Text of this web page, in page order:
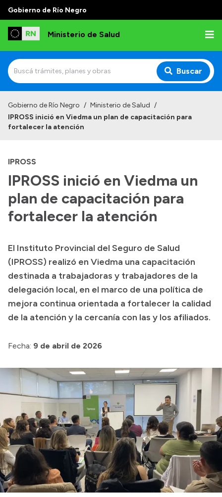
Gobierno de Río Negro
Ministerio de Salud
Buscar
Institucional
Autoridades
Consejos locales
Transparencia
Boletín Oficial
Compras y licitaciones
Consulta de expedientes
Consulta de pago a proveedores
Convocatorias
Gobierno de Río Negro / Ministerio de Salud /
IPROSS inició en Viedma un plan de capacitación para
fortalecer la atención
IPROSS
IPROSS inició en Viedma un
plan de capacitación para
fortalecer la atención
El Instituto Provincial del Seguro de Salud
(IPROSS) realizó en Viedma una capacitación
destinada a trabajadoras y trabajadores de la
delegación local, en el marco de una política de
mejora continua orientada a fortalecer la calidad
de la atención y la cercanía con las y los afiliados.
Fecha: 9 de abril de 2026